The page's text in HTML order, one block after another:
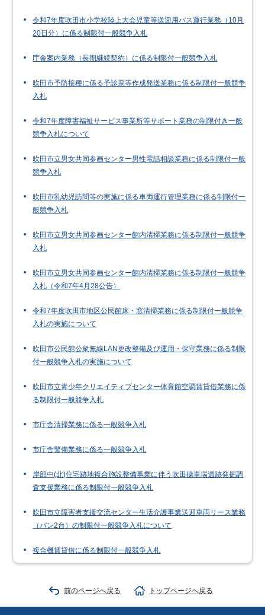
令和7年度吹田市小学校陸上大会児童等送迎用バス運行業務（10月
20日分）に係る制限付一般競争入札
庁舎案内業務（長期継続契約）に係る制限付一般競争入札
吹田市予防接種に係る予診票等作成発送業務に係る制限付一般競争
入札
令和7年度障害福祉サービス事業所等サポート業務の制限付き一般
競争入札について
吹田市立男女共同参画センター男性電話相談業務に係る制限付一般
競争入札
吹田市乳幼児訪問等の実施に係る車両運行管理業務に係る制限付一
般競争入札
吹田市立男女共同参画センター館内清掃業務に係る制限付一般競争
入札
吹田市立男女共同参画センター館内清掃業務に係る制限付一般競争
入札（令和7年4月28公告）
令和7年度吹田市地区公民館床・窓清掃業務に係る制限付一般競争
入札の実施について
吹田市公民館公衆無線LAN更改整備及び運用・保守業務に係る制限
付一般競争入札の実施について
吹田市立青少年クリエイティブセンター体育館空調賃貸借業務に係
る制限付一般競争入札
市庁舎清掃業務に係る一般競争入札
市庁舎警備業務に係る一般競争入札
岸部中(北)住宅跡地複合施設整備事業に伴う吹田操車場遺跡発掘調
査支援業務に係る制限付一般競争入札
吹田市立障害者支援交流センター生活介護事業送迎車両リース業務
（バン2台）の制限付一般競争入札について
複合機賃貸借に係る制限付一般競争入札
前のページへ戻る トップページへ戻る